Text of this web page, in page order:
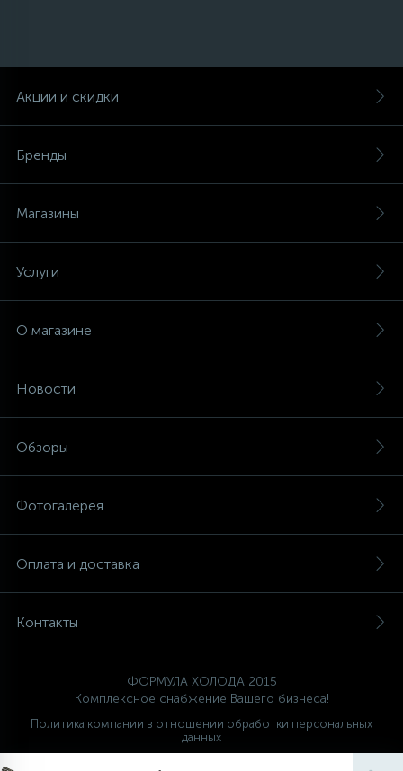
Акции и скидки
Бренды
Магазины
Услуги
О магазине
Новости
Обзоры
Фотогалерея
Оплата и доставка
Контакты
ФОРМУЛА ХОЛОДА 2015
Комплексное снабжение Вашего бизнеса!
Политика компании в отношении обработки персональных
данных